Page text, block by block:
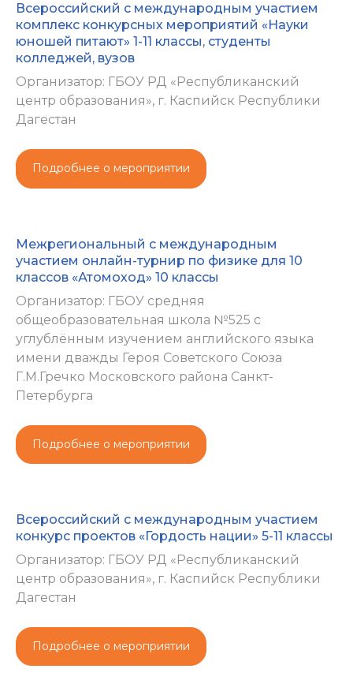
Всероссийский с международным участием
комплекс конкурсных мероприятий «Науки
юношей питают» 1-11 классы, студенты
колледжей, вузов
Организатор: ГБОУ РД «Республиканский
центр образования», г. Каспийск Республики
Дагестан
Подробнее о мероприятии
Межрегиональный с международным
участием онлайн-турнир по физике для 10
классов «Атомоход» 10 классы
Организатор: ГБОУ средняя
общеобразовательная школа №525 с
углублённым изучением английского языка
имени дважды Героя Советского Союза
Г.М.Гречко Московского района Санкт-
Петербурга
Подробнее о мероприятии
Всероссийский с международным участием
конкурс проектов «Гордость нации» 5-11 классы
Организатор: ГБОУ РД «Республиканский
центр образования», г. Каспийск Республики
Дагестан
Подробнее о мероприятии